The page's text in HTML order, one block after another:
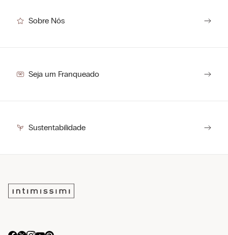
Sobre Nós
Seja um Franqueado
Sustentabilidade